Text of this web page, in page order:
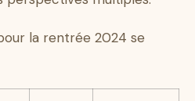
la rentrée 2024 se